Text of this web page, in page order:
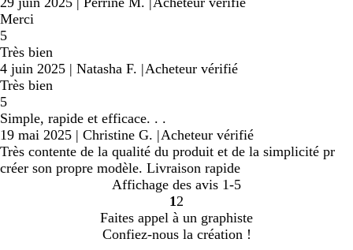
Merci
5
Très bien
4 juin 2025 | Natasha F. |Acheteur vérifié
Très bien
5
Simple, rapide et efficace. . .
19 mai 2025 | Christine G. |Acheteur vérifié
Très contente de la qualité du produit et de la simplicité pr
créer son propre modèle. Livraison rapide
Affichage des avis 1-5
aller
à
la
1 aller
à
la
2
Faites appel à un graphiste
Confiez-nous la création !